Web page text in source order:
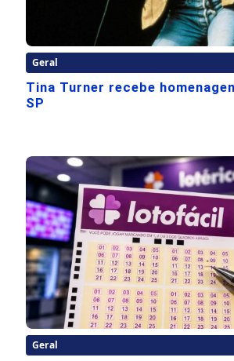
Geral
Tina Turner recebe
SP
Geral